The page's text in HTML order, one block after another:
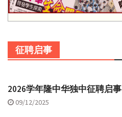
征聘启事
2026学年隆中华独中征聘启事
09/12/2025